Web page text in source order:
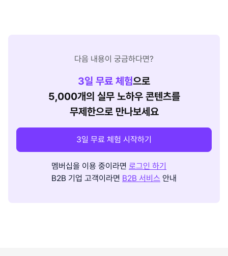
다음 내용이 궁금하다면?
3일 무료 체험으로
5,000개의 실무 노하우 콘텐츠를
무제한으로 만나보세요
3일 무료 체험 시작하기
멤버십을 이용 중이라면 로그인 하기
B2B 기업 고객이라면 B2B 서비스 안내